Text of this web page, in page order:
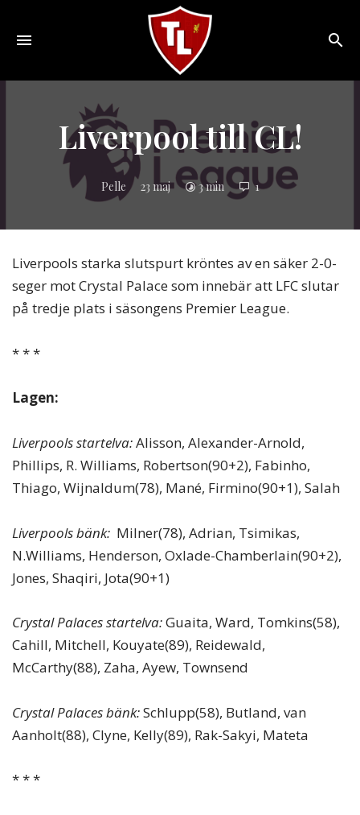
Sveriges
Liverpool
online
magazine!
Liverpool till CL!
Pelle 23 maj 3 min 1
Liverpools starka slutspurt kröntes av en säker 2-0-
seger mot Crystal Palace som innebär att LFC slutar
på tredje plats i säsongens Premier League.
* * *
Lagen:
Liverpools startelva:Alisson, Alexander-Arnold,
Phillips, R. Williams, Robertson(90+2), Fabinho,
Thiago, Wijnaldum(78), Mané, Firmino(90+1), Salah
Liverpools bänk: Milner(78), Adrian, Tsimikas,
N.Williams, Henderson, Oxlade-Chamberlain(90+2),
Jones, Shaqiri, Jota(90+1)
Crystal Palaces startelva:Guaita, Ward, Tomkins(58),
Cahill, Mitchell, Kouyate(89), Reidewald,
McCarthy(88), Zaha, Ayew, Townsend
Crystal Palaces bänk:Schlupp(58), Butland, van
Aanholt(88), Clyne, Kelly(89), Rak-Sakyi, Mateta
* * *